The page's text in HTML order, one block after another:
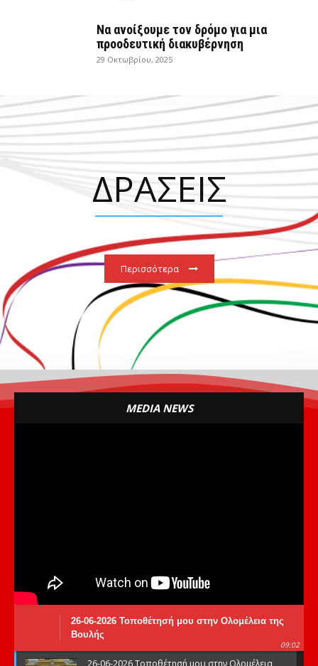
Να ανοίξουμε τον δρόμο για μια
προοδευτική διακυβέρνηση
29 Οκτωβρίου, 2025
ΔΡΑΣΕΙΣ
Περισσότερα
MEDIA NEWS
26-06-2026 Τοποθέτησή μου στην Ολομέλεια της
Βουλής
09:02
26-06-2026 Τοποθέτησή μου στην Ολομέλεια